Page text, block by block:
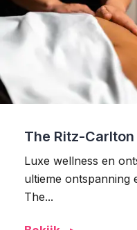
The Ritz-Carlton
Luxe wellness en
ultieme ontspanning
The...